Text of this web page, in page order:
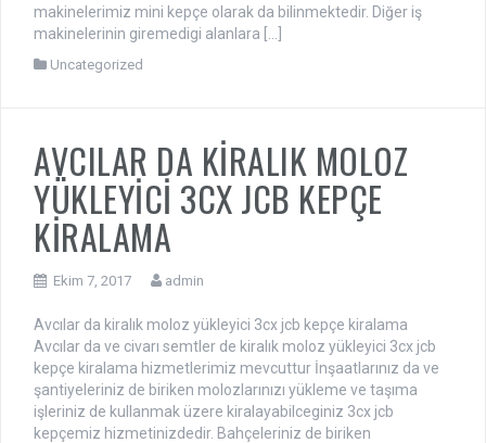
makinelerimiz mini kepçe olarak da bilinmektedir. Diğer iş
makinelerinin giremedigi alanlara […]
Uncategorized
AVCILAR DA KİRALIK MOLOZ
YÜKLEYİCİ 3CX JCB KEPÇE
KİRALAMA
Ekim 7, 2017 admin
Avcılar da kiralık moloz yükleyici 3cx jcb kepçe kiralama
Avcılar da ve civarı semtler de kiralık moloz yükleyici 3cx jcb
kepçe kiralama hizmetlerimiz mevcuttur İnşaatlarınız da ve
şantiyeleriniz de biriken molozlarınızı yükleme ve taşıma
işleriniz de kullanmak üzere kiralayabilceginiz 3cx jcb
kepçemiz hizmetinizdedir. Bahçeleriniz de biriken